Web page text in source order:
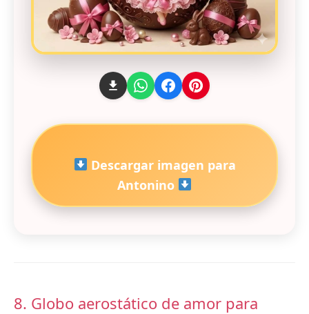
Descargar imagen para
Antonino
8. Globo aerostático de amor para